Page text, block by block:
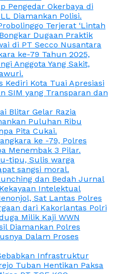
Pengedar Okerbaya di
Diamankan Polisi.
Terjerat ‘Lintah
Dugaan Praktik
di PT Secco Nusantara
ke-79 Tahun 2025,
Anggota Yang Sakit,
Kediri Kota Tuai Apresiasi
SIM yang Transparan dan
Blitar Gelar Razia
Puluhan Ribu
Pita Cukai.
ke -79, Polres
Menembak 3 Pilar.
tipu, Sulis warga
sangsi moral.
dan Bedah Jurnal
Intelektual
Sat Lantas Polres
dari Kakorlantas Polri
Milik Kaji WWN
Diamankan Polres
Dalam Proses
Infrastruktur
Tuban Hentikan Paksa